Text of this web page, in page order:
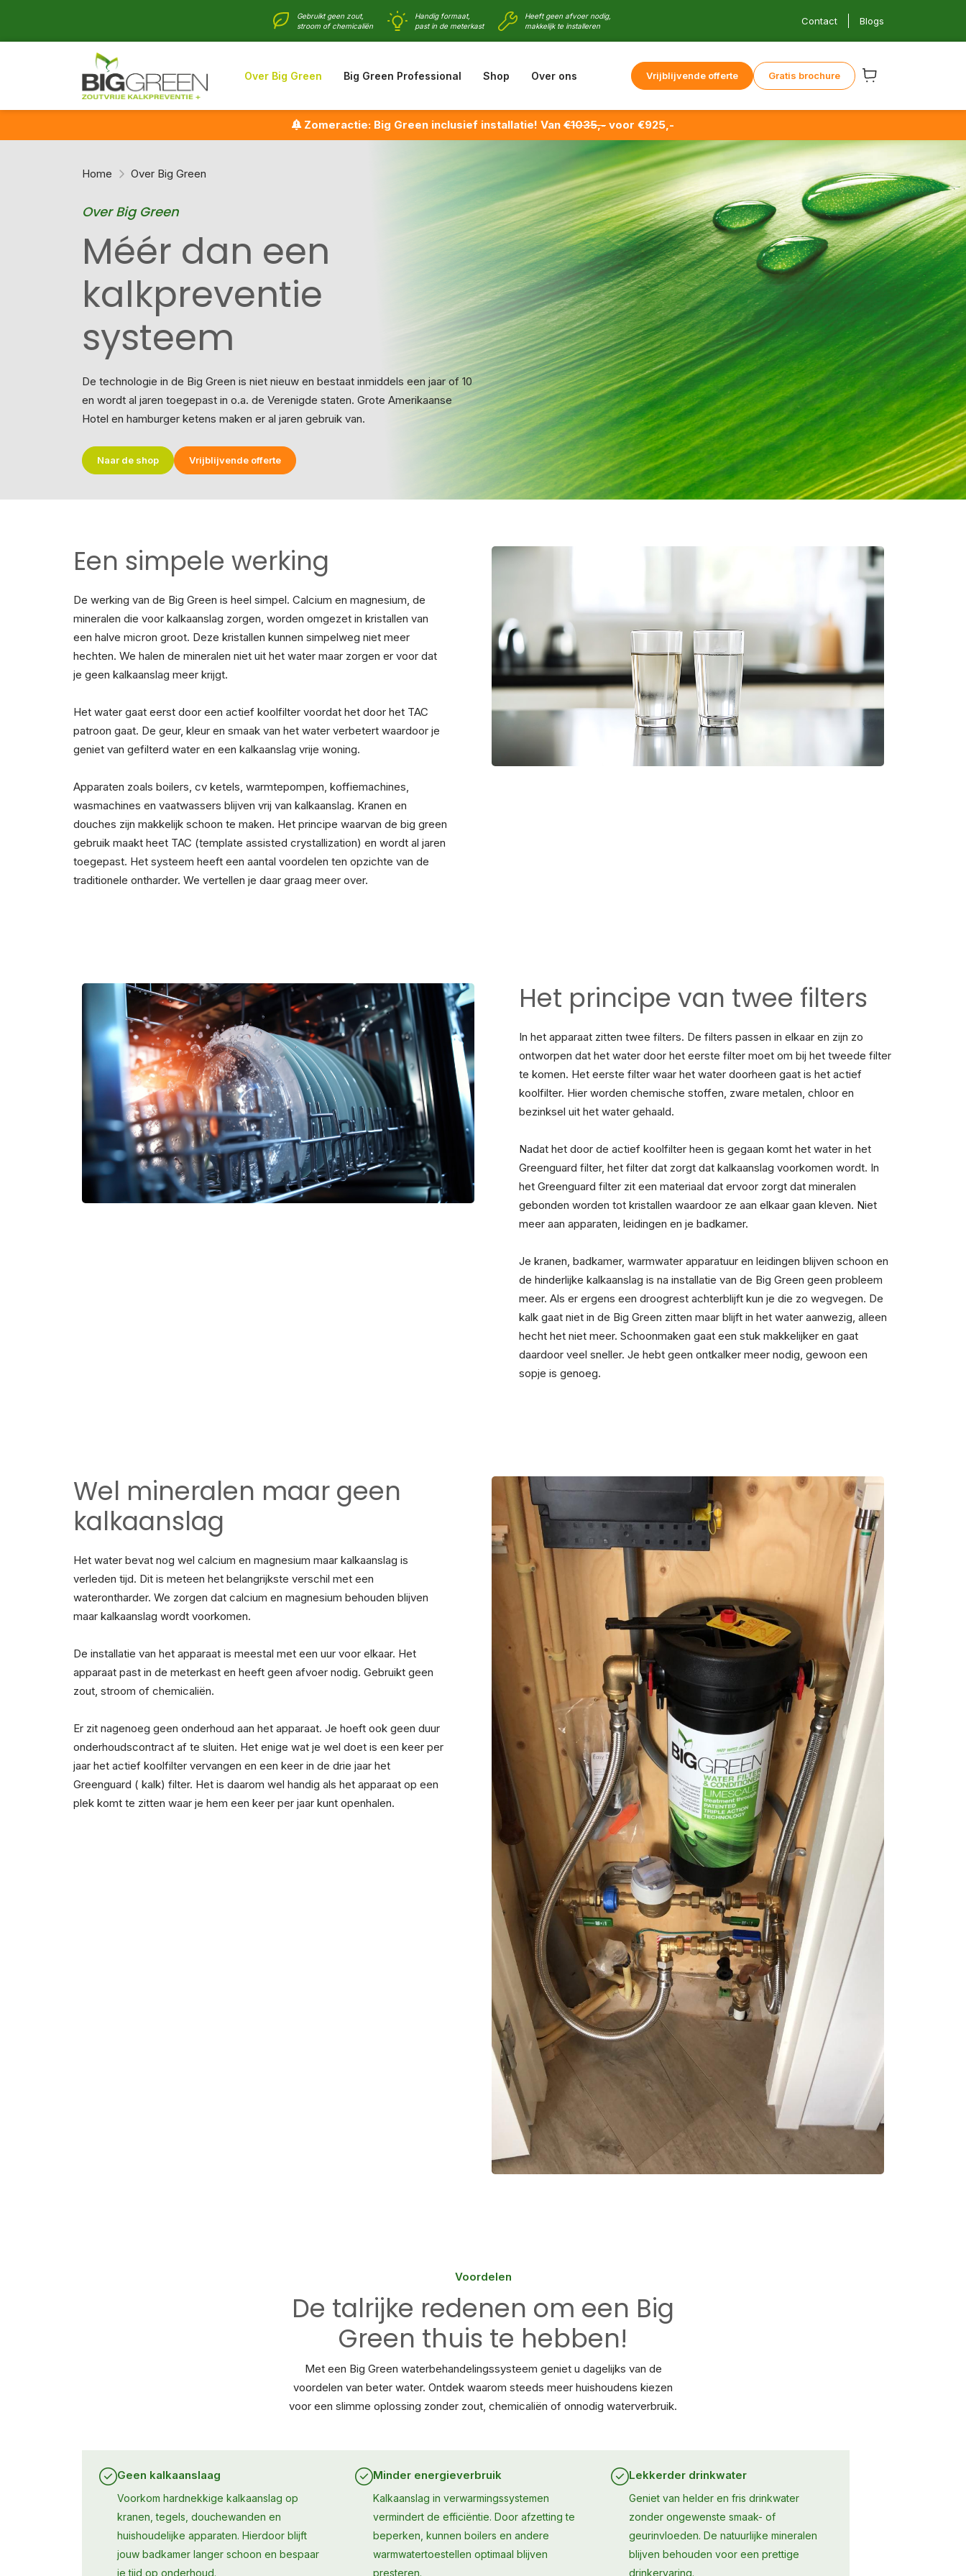
Gebruikt geen zout,
stroom of chemicaliën
Handig formaat,
past in de meterkast
Heeft geen afvoer nodig,
makkelijk te installeren
Contact Blogs
Over Big Green Big Green Professional Shop Over ons Vrijblijvende offerte Gratis brochure
Zomeractie: Big Green inclusief installatie! Van €1035,- voor €925,-
Home Over Big Green
Over Big Green
Méér dan een
kalkpreventie
systeem
De technologie in de Big Green is niet nieuw en bestaat inmiddels een jaar of 10
en wordt al jaren toegepast in o.a. de Verenigde staten. Grote Amerikaanse
Hotel en hamburger ketens maken er al jaren gebruik van.
Naar de shop Vrijblijvende offerte
Een simpele werking
De werking van de Big Green is heel simpel. Calcium en magnesium, de
mineralen die voor kalkaanslag zorgen, worden omgezet in kristallen van
een halve micron groot. Deze kristallen kunnen simpelweg niet meer
hechten. We halen de mineralen niet uit het water maar zorgen er voor dat
je geen kalkaanslag meer krijgt.
Het water gaat eerst door een actief koolfilter voordat het door het TAC
patroon gaat. De geur, kleur en smaak van het water verbetert waardoor je
geniet van gefilterd water en een kalkaanslag vrije woning.
Apparaten zoals boilers, cv ketels, warmtepompen, koffiemachines,
wasmachines en vaatwassers blijven vrij van kalkaanslag. Kranen en
douches zijn makkelijk schoon te maken. Het principe waarvan de big green
gebruik maakt heet TAC (template assisted crystallization) en wordt al jaren
toegepast. Het systeem heeft een aantal voordelen ten opzichte van de
traditionele ontharder. We vertellen je daar graag meer over.
Het principe van twee filters
In het apparaat zitten twee filters. De filters passen in elkaar en zijn zo
ontworpen dat het water door het eerste filter moet om bij het tweede filter
te komen. Het eerste filter waar het water doorheen gaat is het actief
koolfilter. Hier worden chemische stoffen, zware metalen, chloor en
bezinksel uit het water gehaald.
Nadat het door de actief koolfilter heen is gegaan komt het water in het
Greenguard filter, het filter dat zorgt dat kalkaanslag voorkomen wordt. In
het Greenguard filter zit een materiaal dat ervoor zorgt dat mineralen
gebonden worden tot kristallen waardoor ze aan elkaar gaan kleven. Niet
meer aan apparaten, leidingen en je badkamer.
Je kranen, badkamer, warmwater apparatuur en leidingen blijven schoon en
de hinderlijke kalkaanslag is na installatie van de Big Green geen probleem
meer. Als er ergens een droogrest achterblijft kun je die zo wegvegen. De
kalk gaat niet in de Big Green zitten maar blijft in het water aanwezig, alleen
hecht het niet meer. Schoonmaken gaat een stuk makkelijker en gaat
daardoor veel sneller. Je hebt geen ontkalker meer nodig, gewoon een
sopje is genoeg.
Wel mineralen maar geen
kalkaanslag
Het water bevat nog wel calcium en magnesium maar kalkaanslag is
verleden tijd. Dit is meteen het belangrijkste verschil met een
waterontharder. We zorgen dat calcium en magnesium behouden blijven
maar kalkaanslag wordt voorkomen.
De installatie van het apparaat is meestal met een uur voor elkaar. Het
apparaat past in de meterkast en heeft geen afvoer nodig. Gebruikt geen
zout, stroom of chemicaliën.
Er zit nagenoeg geen onderhoud aan het apparaat. Je hoeft ook geen duur
onderhoudscontract af te sluiten. Het enige wat je wel doet is een keer per
jaar het actief koolfilter vervangen en een keer in de drie jaar het
Greenguard ( kalk) filter. Het is daarom wel handig als het apparaat op een
plek komt te zitten waar je hem een keer per jaar kunt openhalen.
Voordelen
De talrijke redenen om een Big
Green thuis te hebben!
Met een Big Green waterbehandelingssysteem geniet u dagelijks van de
voordelen van beter water. Ontdek waarom steeds meer huishoudens kiezen
voor een slimme oplossing zonder zout, chemicaliën of onnodig waterverbruik.
Geen kalkaanslaag
Voorkom hardnekkige kalkaanslag op
kranen, tegels, douchewanden en
huishoudelijke apparaten. Hierdoor blijft
jouw badkamer langer schoon en bespaar
je tijd op onderhoud.
Minder energieverbruik
Kalkaanslag in verwarmingssystemen
vermindert de efficiëntie. Door afzetting te
beperken, kunnen boilers en andere
warmwatertoestellen optimaal blijven
presteren.
Lekkerder drinkwater
Geniet van helder en fris drinkwater
zonder ongewenste smaak- of
geurinvloeden. De natuurlijke mineralen
blijven behouden voor een prettige
drinkervaring.